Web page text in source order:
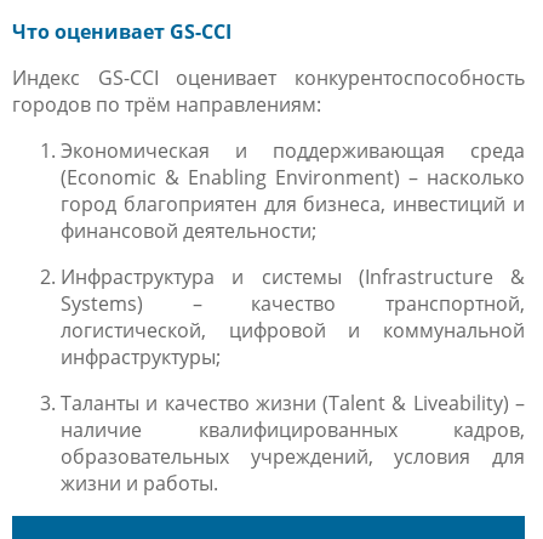
Что оценивает GS-CCI
Индекс GS-CCI оценивает конкурентоспособность
городов по трём направлениям:
Экономическая и поддерживающая среда
(Economic & Enabling Environment) – насколько
город благоприятен для бизнеса, инвестиций и
финансовой деятельности;
Инфраструктура и системы (Infrastructure &
Systems) – качество транспортной,
логистической, цифровой и коммунальной
инфраструктуры;
Таланты и качество жизни (Talent & Liveability) –
наличие квалифицированных кадров,
образовательных учреждений, условия для
жизни и работы.